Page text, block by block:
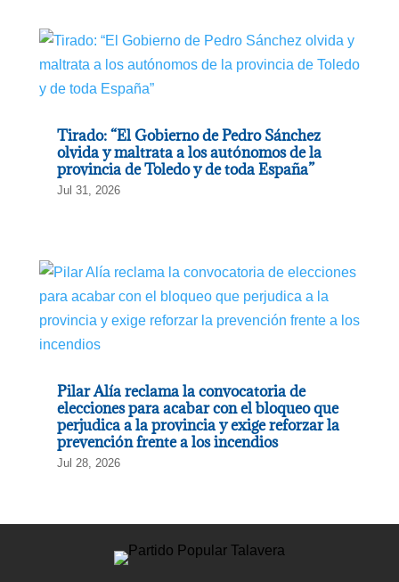
Tirado: “El Gobierno de Pedro Sánchez
olvida y maltrata a los autónomos de la
provincia de Toledo y de toda España”
Jul 31, 2026
Pilar Alía reclama la convocatoria de
elecciones para acabar con el bloqueo que
perjudica a la provincia y exige reforzar la
prevención frente a los incendios
Jul 28, 2026